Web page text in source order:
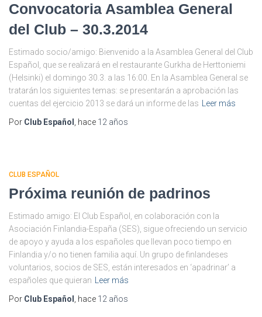
Convocatoria Asamblea General
del Club – 30.3.2014
Estimado socio/amigo: Bienvenido a la Asamblea General del Club
Español, que se realizará en el restaurante Gurkha de Herttoniemi
(Helsinki) el domingo 30.3. a las 16:00. En la Asamblea General se
tratarán los siguientes temas: se presentarán a aprobación las
cuentas del ejercicio 2013 se dará un informe de las
Leer más
Por Club Español , hace 12 años
CLUB ESPAÑOL
Próxima reunión de padrinos
Estimado amigo: El Club Español, en colaboración con la
Asociación Finlandia-España (SES), sigue ofreciendo un servicio
de apoyo y ayuda a los españoles que llevan poco tiempo en
Finlandia y/o no tienen familia aquí. Un grupo de finlandeses
voluntarios, socios de SES, están interesados en ‘apadrinar’ a
españoles que quieran
Leer más
Por Club Español , hace 12 años